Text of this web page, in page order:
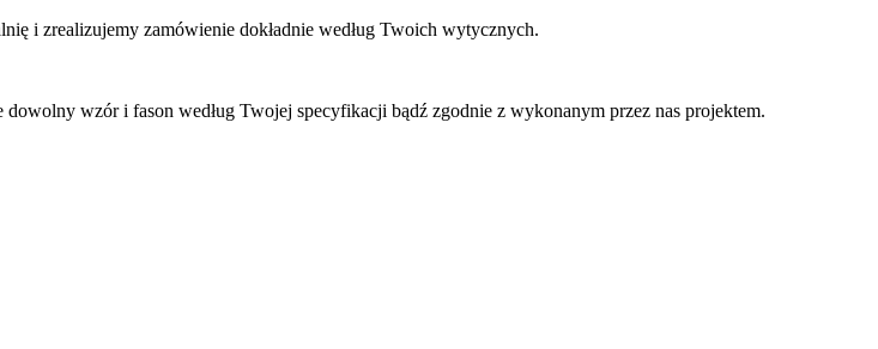
i zrealizujemy zamówienie dokładnie według Twoich wytycznych.
wzór i fason według Twojej specyfikacji bądź zgodnie z wykonanym przez nas projektem.